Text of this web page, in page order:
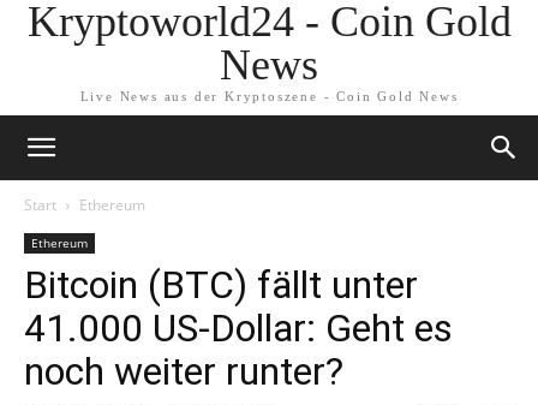
Kryptoworld24 - Coin Gold
News
Live News aus der Kryptoszene - Coin Gold News
Start Ethereum
Ethereum
Bitcoin (BTC) fällt unter
41.000 US-Dollar: Geht es
noch weiter runter?